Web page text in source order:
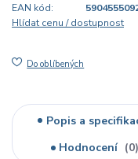
EAN kód:
Hlídat cenu / dostupnost
Do oblíbených
Popis a
Hodnocení
0